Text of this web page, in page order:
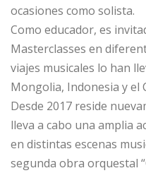
ocasiones como solista.
Como educador, es
Masterclasses en
viajes musicales lo han
Mongolia, Indonesia y el
Desde 2017 reside
lleva a cabo una amplia
en distintas escenas
segunda obra orquestal